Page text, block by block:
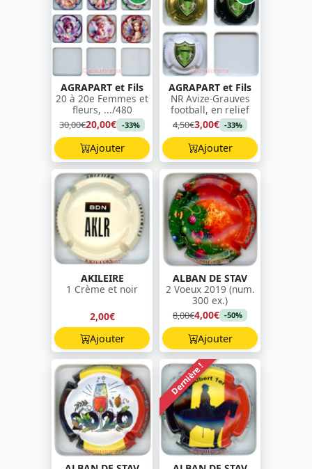
AGRAPART et Fils
20 à 20e Femmes et
fleurs, .../480
30,00€20,00€ -33%
Ajouter
AGRAPART et Fils
NR Avize-Grauves
football, en relief
4,50€3,00€ -33%
Ajouter
AKILEIRE
1 Crème et noir
2,00€
Ajouter
ALBAN DE STAV
2 Voeux 2019 (num.
300 ex.)
8,00€4,00€ -50%
Ajouter
Dernière !